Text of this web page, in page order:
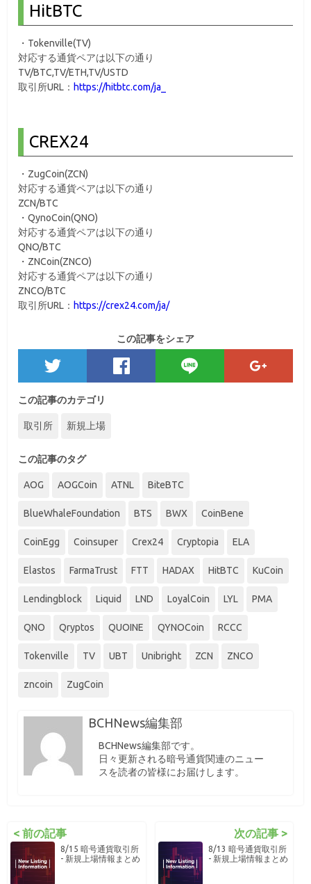
HitBTC
・Tokenville(TV)
対応する通貨ペアは以下の通り
TV/BTC,TV/ETH,TV/USTD
取引所URL： https://hitbtc.com/ja_
CREX24
・ZugCoin(ZCN)
対応する通貨ペアは以下の通り
ZCN/BTC
・QynoCoin(QNO)
対応する通貨ペアは以下の通り
QNO/BTC
・ZNCoin(ZNCO)
対応する通貨ペアは以下の通り
ZNCO/BTC
取引所URL： https://crex24.com/ja/
この記事をシェア
この記事のカテゴリ
取引所 新規上場
この記事のタグ
AOG AOGCoin ATNL BiteBTC
BlueWhaleFoundation BTS BWX CoinBene
CoinEgg Coinsuper Crex24 Cryptopia ELA
Elastos FarmaTrust FTT HADAX HitBTC KuCoin
Lendingblock Liquid LND LoyalCoin LYL PMA
QNO Qryptos QUOINE QYNOCoin RCCC
Tokenville TV UBT Unibright ZCN ZNCO
zncoin ZugCoin
BCHNews編集部
BCHNews編集部です。
日々更新される暗号通貨関連のニュー
スを読者の皆様にお届けします。
< 前の記事
8/15 暗号通貨取引所
- 新規上場情報まとめ
次の記事 >
8/13 暗号通貨取引所
- 新規上場情報まとめ